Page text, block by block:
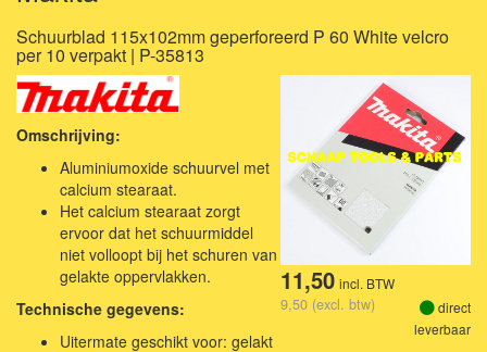
Schuurblad 115x102mm geperforeerd P 60 White velcro
per 10 verpakt | P-35813
11,50 incl. BTW
9,50 (excl. btw)
direct
leverbaar
Omschrijving:
Aluminiumoxide schuurvel met
calcium stearaat.
Het calcium stearaat zorgt
ervoor dat het schuurmiddel
niet volloopt bij het schuren van
gelakte oppervlakken.
Technische gegevens:
Uitermate geschikt voor: gelakt